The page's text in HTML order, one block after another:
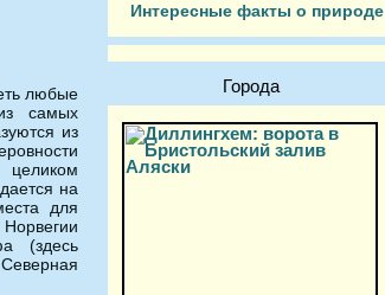
любые
самых
из
на
для
(здесь
Интересные факты о природе
Города